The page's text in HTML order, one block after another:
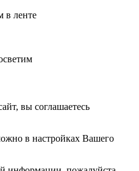
в ленте
вы соглашаетесь
в настройках Вашего